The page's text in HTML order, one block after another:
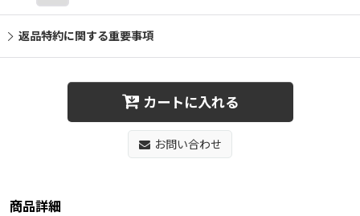
返品特約に関する重要事項
カートに入れる
お問い合わせ
商品詳細